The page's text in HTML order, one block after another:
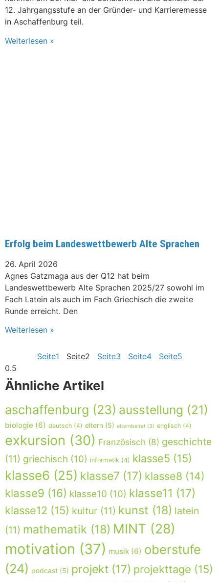
12. Jahrgangsstufe an der Gründer- und Karrieremesse
in Aschaffenburg teil.
Weiterlesen »
Erfolg beim Landeswettbewerb Alte Sprachen
26. April 2026
Agnes Gatzmaga aus der Q12 hat beim
Landeswettbewerb Alte Sprachen 2025/27 sowohl im
Fach Latein als auch im Fach Griechisch die zweite
Runde erreicht. Den
Weiterlesen »
Seite1 Seite2 Seite3 Seite4 Seite5
Ähnliche Artikel
aschaffenburg (23) ausstellung (21)
biologie (6) deutsch (4) eltern (5) elternbeirat (3) englisch (4)
exkursion (30) Französisch (8) geschichte
(11) griechisch (10) informatik (4) klasse5 (15)
klasse6 (25) klasse7 (17) klasse8 (14)
klasse9 (16) klasse10 (10) klasse11 (17)
klasse12 (15) kultur (11) kunst (18) latein
(11) mathematik (18) MINT (28)
motivation (37) musik (6) oberstufe
(24) podcast (5) projekt (17) projekttage (15)